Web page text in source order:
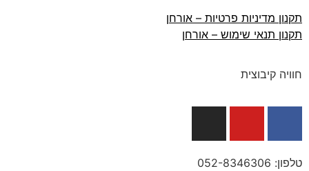
תקנון מדיניות פרטיות – אורחן
תקנון תנאי שימוש – אורחן
חוויה קיבוצית
טלפון: 052-8346306